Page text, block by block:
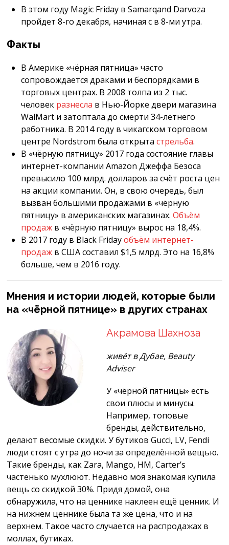
В этом году Magic Friday в Samarqand Darvoza
пройдет 8-го декабря, начиная с в 8-ми утра.
Факты
В Америке «чёрная пятница» часто
сопровождается драками и беспорядками в
торговых центрах. В 2008 толпа из 2 тыс.
человек разнесла в Нью-Йорке двери магазина
WalMart и затоптала до смерти 34-летнего
работника. В 2014 году в чикагском торговом
центре Nordstrom была открытастрельба.
В «чёрную пятницу» 2017 года состояние главы
интернет-компании Amazon Джеффа Безоса
превысило 100 млрд. долларов за счёт роста цен
на акции компании. Он, в свою очередь, был
вызван большими продажами в «чёрную
пятницу» в американских магазинах.Объём
продаж в «чёрную пятницу» вырос на 18,4%.
В 2017 году в Black Fridayобъём интернет-
продаж в США составил $1,5 млрд. Это на 16,8%
больше, чем в 2016 году.
Мнения и истории людей, которые были
на «чёрной пятнице» в других странах
Акрамова Шахноза
живёт в Дубае, Beauty
Adviser
У «чёрной пятницы» есть
свои плюсы и минусы.
Например, топовые
бренды, действительно,
делают весомые скидки. У бутиков Gucci, LV, Fendi
люди стоят с утра до ночи за определённой вещью.
Такие бренды, как Zara, Mango, HM, Carter’s
частенько мухлюют. Недавно моя знакомая купила
вещь со скидкой 30%. Придя домой, она
обнаружила, что на ценнике наклеен ещё ценник. И
на нижнем ценнике была та же цена, что и на
верхнем. Такое часто случается на распродажах в
моллах, бутиках.